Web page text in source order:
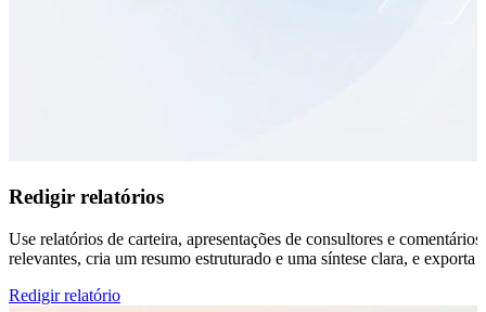
Redigir relatórios
Use relatórios de carteira, apresentações de consultores e
relevantes, cria um resumo estruturado e uma síntese clara, e
Redigir relatório